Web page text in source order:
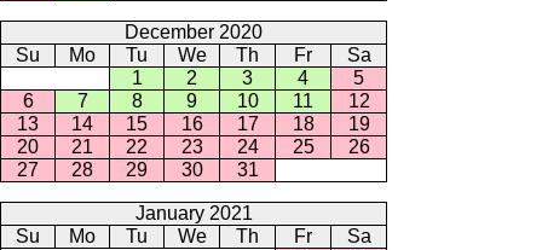
December 2020
Su
Mo Tu We Th Fr
Sa
1
2 3 4
5
6
7 8 9 10 11
12
13
14 15 16 17 18
19
20
21 22 23 24 25
26
27
28 29 30 31
January 2021
Su
Mo Tu We Th Fr
Sa